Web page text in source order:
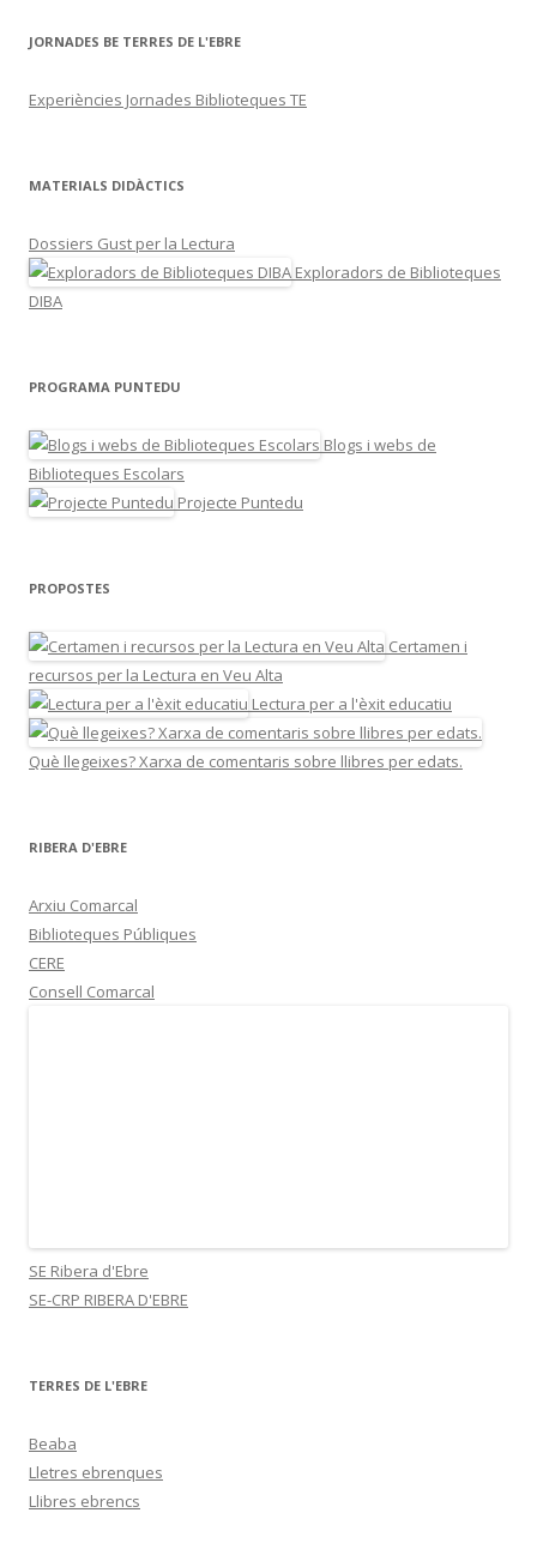
JORNADES BE TERRES DE L'EBRE
Experiències Jornades Biblioteques TE
MATERIALS DIDÀCTICS
Dossiers Gust per la Lectura
Exploradors de Biblioteques
DIBA
PROGRAMA PUNTEDU
Blogs i webs de
Biblioteques Escolars
Projecte Puntedu
PROPOSTES
Certamen i
recursos per la Lectura en Veu Alta
Lectura per a l'èxit educatiu
Què llegeixes? Xarxa de comentaris sobre llibres per edats.
RIBERA D'EBRE
Arxiu Comarcal
Biblioteques Públiques
CERE
Consell Comarcal
SE Ribera d'Ebre
SE-CRP RIBERA D'EBRE
TERRES DE L'EBRE
Beaba
Lletres ebrenques
Llibres ebrencs